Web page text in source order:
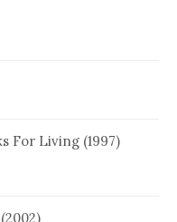
For Living (1997)